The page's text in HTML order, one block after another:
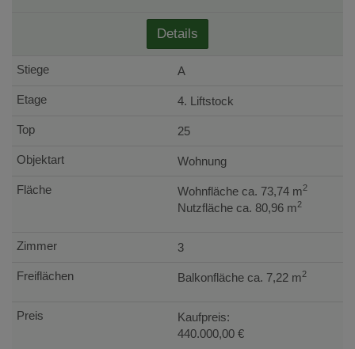
Details
A
4. Liftstock
25
Wohnung
Wohnfläche ca. 73,74 m2
Nutzfläche ca. 80,96 m2
3
Balkonfläche ca. 7,22 m2
Kaufpreis:
440.000,00 €